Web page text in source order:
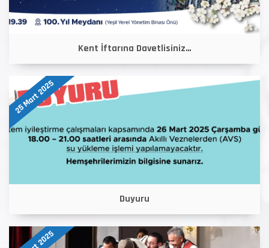
Kent İftarına Davetlisiniz…
25 Mart 2025
Duyuru